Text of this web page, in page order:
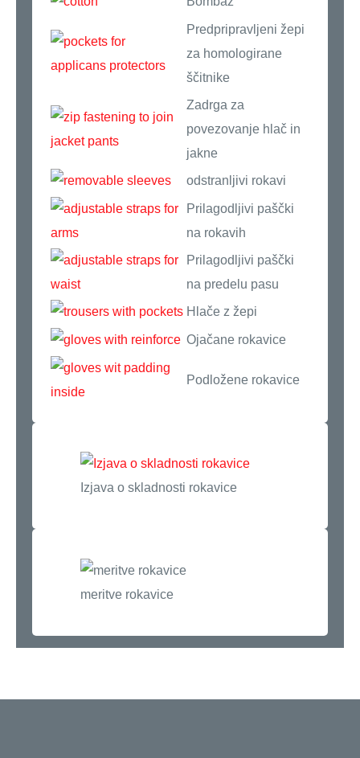
Predpripravljeni žepi
za homologirane
ščitnike
Zadrga za
povezovanje hlač in
jakne
odstranljivi rokavi
Prilagodljivi paščki
na rokavih
Prilagodljivi paščki
na predelu pasu
Hlače z žepi
Ojačane rokavice
Podložene rokavice
Izjava o skladnosti rokavice
meritve rokavice